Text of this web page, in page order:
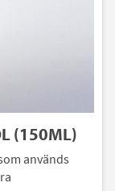
(150ML)
används